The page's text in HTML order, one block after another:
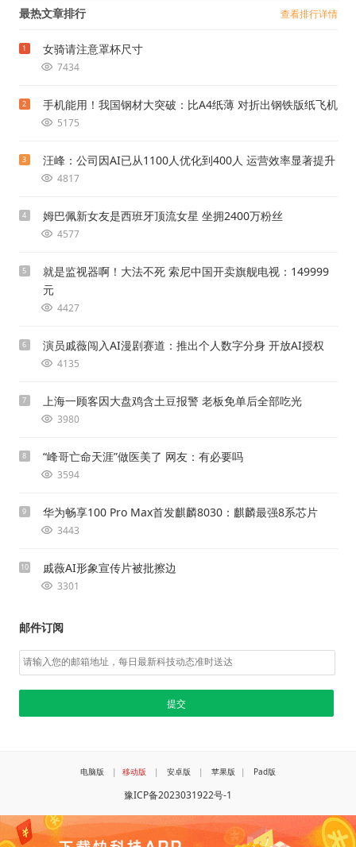
最热文章排行 查看排行详情
1 女骑请注意罩杯尺寸
7434
2 手机能用！我国钢材大突破：比A4纸薄 对折出钢铁版纸飞机
5175
3 汪峰：公司因AI已从1100人优化到400人 运营效率显著提升
4817
4 姆巴佩新女友是西班牙顶流女星 坐拥2400万粉丝
4577
5
就是监视器啊！大法不死 索尼中国开卖旗舰电视：149999
元
4427
6 演员戚薇闯入AI漫剧赛道：推出个人数字分身 开放AI授权
4135
7 上海一顾客因大盘鸡含土豆报警 老板免单后全部吃光
3980
8 “峰哥亡命天涯”做医美了 网友：有必要吗
3594
9 华为畅享100 Pro Max首发麒麟8030：麒麟最强8系芯片
3443
10 戚薇AI形象宣传片被批擦边
3301
邮件订阅
电脑版 | 移动版 | 安卓版 | 苹果版 | Pad版
豫ICP备2023031922号-1